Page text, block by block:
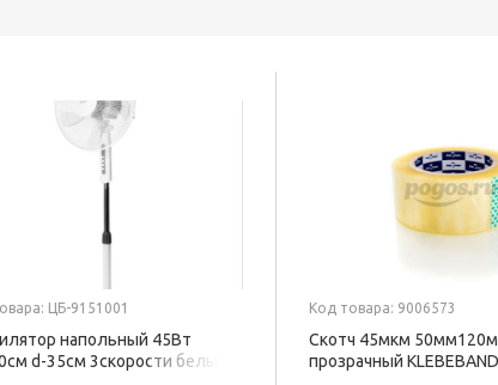
ЦБ-9151001
напольный 45Вт
d-35см 3скорости белый
Код товара: 9006573
Скотч 45мкм 50мм120м
прозрачный